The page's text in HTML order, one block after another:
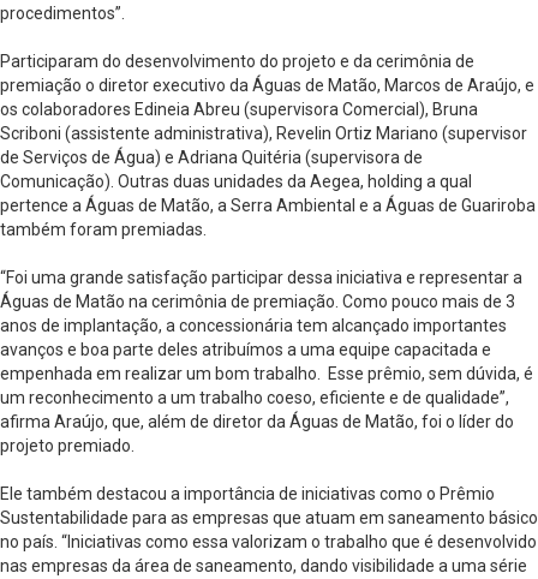
procedimentos”.
Participaram do desenvolvimento do projeto e da cerimônia de
premiação o diretor executivo da Águas de Matão, Marcos de Araújo, e
os colaboradores Edineia Abreu (supervisora Comercial), Bruna
Scriboni (assistente administrativa), Revelin Ortiz Mariano (supervisor
de Serviços de Água) e Adriana Quitéria (supervisora de
Comunicação). Outras duas unidades da Aegea, holding a qual
pertence a Águas de Matão, a Serra Ambiental e a Águas de Guariroba
também foram premiadas.
“Foi uma grande satisfação participar dessa iniciativa e representar a
Águas de Matão na cerimônia de premiação. Como pouco mais de 3
anos de implantação, a concessionária tem alcançado importantes
avanços e boa parte deles atribuímos a uma equipe capacitada e
empenhada em realizar um bom trabalho. Esse prêmio, sem dúvida, é
um reconhecimento a um trabalho coeso, eficiente e de qualidade”,
afirma Araújo, que, além de diretor da Águas de Matão, foi o líder do
projeto premiado.
Ele também destacou a importância de iniciativas como o Prêmio
Sustentabilidade para as empresas que atuam em saneamento básico
no país. “Iniciativas como essa valorizam o trabalho que é desenvolvido
nas empresas da área de saneamento, dando visibilidade a uma série